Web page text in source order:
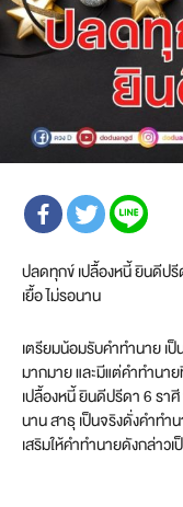
ปลดทุกข์ เปลื้องหนี้ ยินดีป
เยื้อ ไม่รอนาน
เตรียมน้อมรับคำทำนาย
มากมาย และมีแต่คำทำนา
เปลื้องหนี้ ยินดีปรีดา 6 รา
นาน สาธุ เป็นจริงดั่งคำทำ
เสริมให้คำทำนายดังกล่าวเ